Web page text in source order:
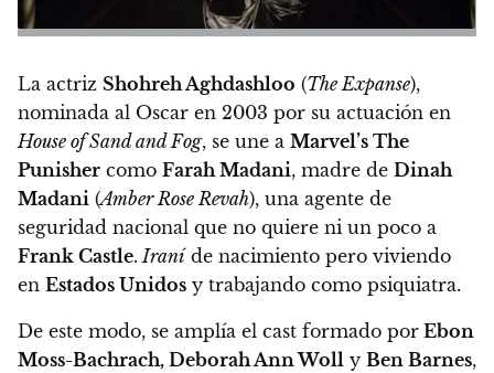
La actriz Shohreh Aghdashloo (The Expanse),
nominada al Oscar en 2003 por su actuación en
House of Sand and Fog, se une a Marvel’s The
Punisher como Farah Madani, madre de Dinah
Madani (Amber Rose Revah), una agente de
seguridad nacional que no quiere ni un poco a
Frank Castle. Iraníde nacimiento pero viviendo
en Estados Unidos y trabajando como psiquiatra.
De este modo, se amplía el cast formado por Ebon
Moss-Bachrach, Deborah Ann Woll y Ben Barnes,